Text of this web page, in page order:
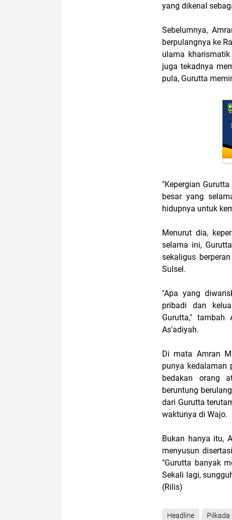
yang dikenal
Sebelumnya,
berpulangnya ke
ulama
juga tekadnya
pula, Gurutta
"Kepergian
besar yang
hidupnya untuk
Menurut dia,
selama ini,
sekaligus
Sulsel.
"Apa yang
pribadi dan
Gurutta,"
As'adiyah.
Di mata Amran
punya kedalaman
bedakan orang
beruntung
dari Gurutta
waktunya di Wajo.
Bukan hanya itu,
menyusun
"Gurutta banyak
Sekali lagi,
(Rilis)
Headline Pilkada